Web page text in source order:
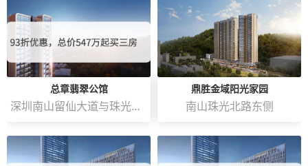
总章翡翠公馆
深圳南山留仙大道与珠光北路交汇处
鼎胜金域阳光家园
南山珠光北路东侧